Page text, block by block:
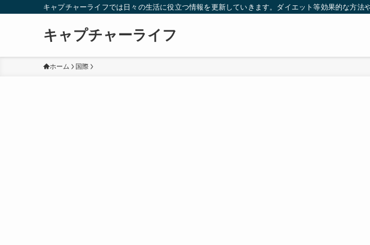
キャプチャーライフでは日々の生活に役立つ情報を更新していきます。ダイエット等効果的な方
キャプチャーライフ
ホーム 国際